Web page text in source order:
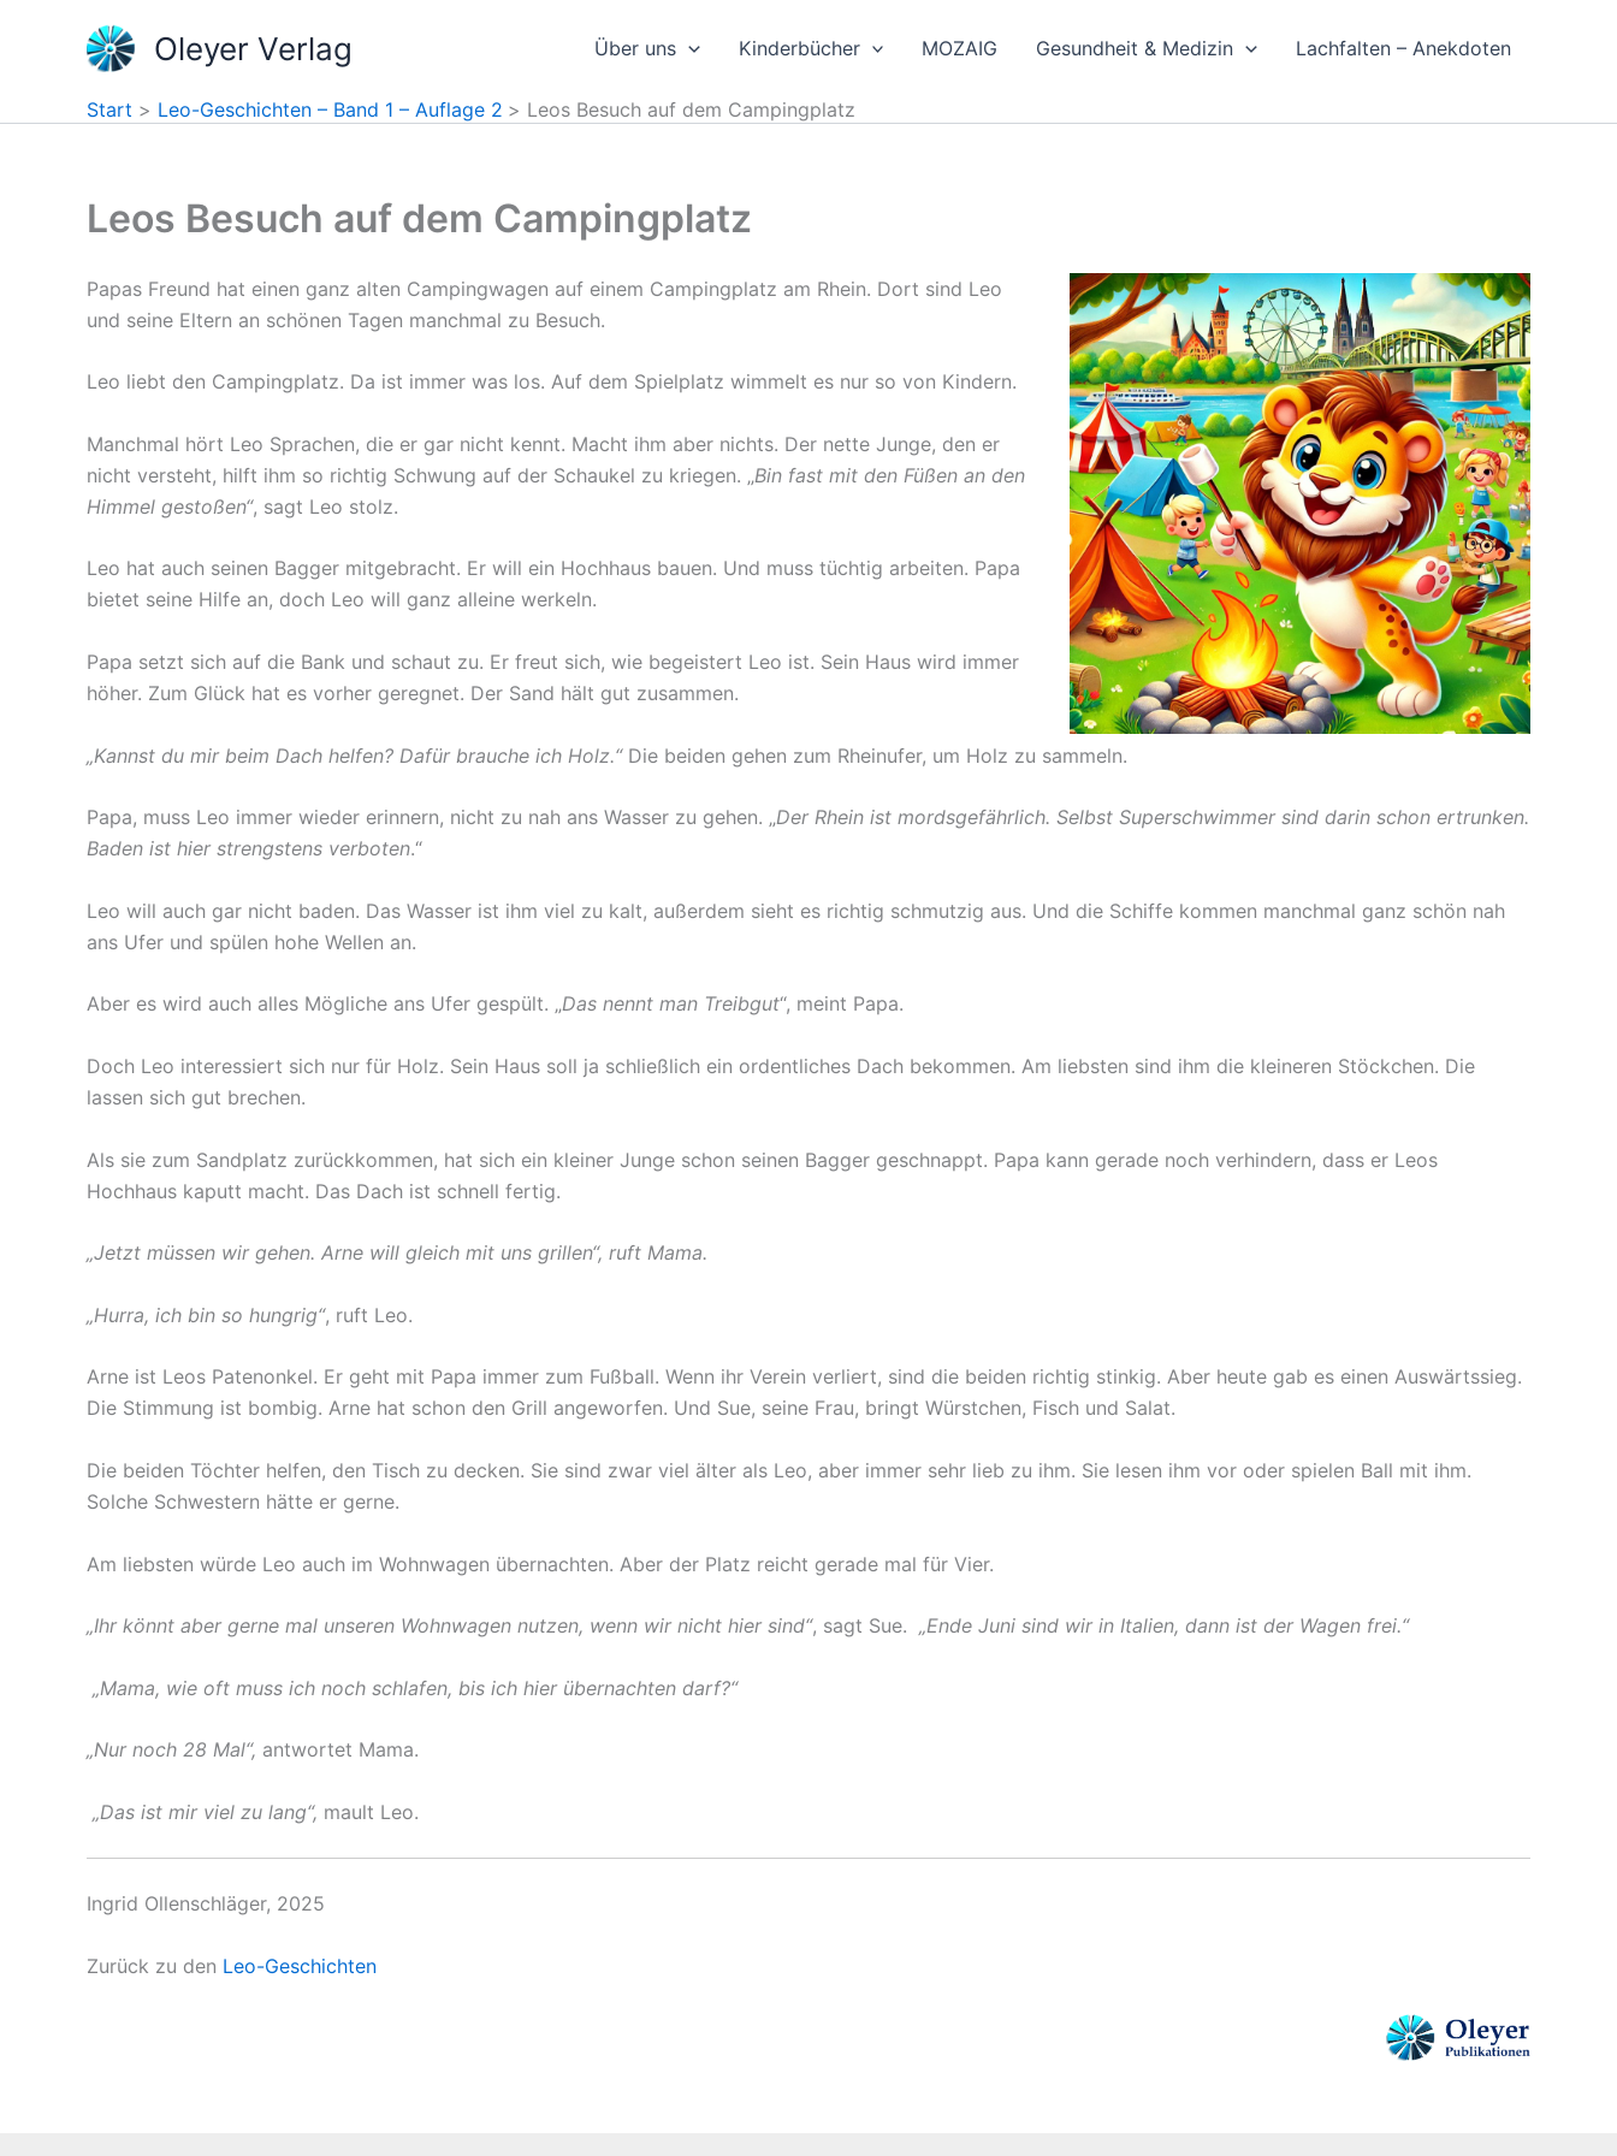
Oleyer Verlag Über uns Kinderbücher MOZAIG Gesundheit & Medizin Lachfalten – Anekdoten
Start Leo-Geschichten – Band 1 – Auflage 2 Leos Besuch auf dem Campingplatz
Leos Besuch auf dem Campingplatz
Papas Freund hat einen ganz alten Campingwagen auf einem Campingplatz am Rhein. Dort sind Leo
und seine Eltern an schönen Tagen manchmal zu Besuch.
Leo liebt den Campingplatz. Da ist immer was los. Auf dem Spielplatz wimmelt es nur so von Kindern.
Manchmal hört Leo Sprachen, die er gar nicht kennt. Macht ihm aber nichts. Der nette Junge, den er
nicht versteht, hilft ihm so richtig Schwung auf der Schaukel zu kriegen. „Bin fast mit den Füßen an den
Himmel gestoßen“, sagt Leo stolz.
Leo hat auch seinen Bagger mitgebracht. Er will ein Hochhaus bauen. Und muss tüchtig arbeiten. Papa
bietet seine Hilfe an, doch Leo will ganz alleine werkeln.
Papa setzt sich auf die Bank und schaut zu. Er freut sich, wie begeistert Leo ist. Sein Haus wird immer
höher. Zum Glück hat es vorher geregnet. Der Sand hält gut zusammen.
„Kannst du mir beim Dach helfen? Dafür brauche ich Holz.“ Die beiden gehen zum Rheinufer, um Holz zu sammeln.
Papa, muss Leo immer wieder erinnern, nicht zu nah ans Wasser zu gehen. „Der Rhein ist mordsgefährlich. Selbst Superschwimmer sind darin schon ertrunken.
Baden ist hier strengstens verboten.“
Leo will auch gar nicht baden. Das Wasser ist ihm viel zu kalt, außerdem sieht es richtig schmutzig aus. Und die Schiffe kommen manchmal ganz schön nah
ans Ufer und spülen hohe Wellen an.
Aber es wird auch alles Mögliche ans Ufer gespült. „Das nennt man Treibgut“, meint Papa.
Doch Leo interessiert sich nur für Holz. Sein Haus soll ja schließlich ein ordentliches Dach bekommen. Am liebsten sind ihm die kleineren Stöckchen. Die
lassen sich gut brechen.
Als sie zum Sandplatz zurückkommen, hat sich ein kleiner Junge schon seinen Bagger geschnappt. Papa kann gerade noch verhindern, dass er Leos
Hochhaus kaputt macht. Das Dach ist schnell fertig.
„Jetzt müssen wir gehen. Arne will gleich mit uns grillen“, ruft Mama.
„Hurra, ich bin so hungrig“, ruft Leo.
Arne ist Leos Patenonkel. Er geht mit Papa immer zum Fußball. Wenn ihr Verein verliert, sind die beiden richtig stinkig. Aber heute gab es einen Auswärtssieg.
Die Stimmung ist bombig. Arne hat schon den Grill angeworfen. Und Sue, seine Frau, bringt Würstchen, Fisch und Salat.
Die beiden Töchter helfen, den Tisch zu decken. Sie sind zwar viel älter als Leo, aber immer sehr lieb zu ihm. Sie lesen ihm vor oder spielen Ball mit ihm.
Solche Schwestern hätte er gerne.
Am liebsten würde Leo auch im Wohnwagen übernachten. Aber der Platz reicht gerade mal für Vier.
„Ihr könnt aber gerne mal unseren Wohnwagen nutzen, wenn wir nicht hier sind“, sagt Sue. „Ende Juni sind wir in Italien, dann ist der Wagen frei.“
„Mama, wie oft muss ich noch schlafen, bis ich hier übernachten darf?“
„Nur noch 28 Mal“, antwortet Mama.
„Das ist mir viel zu lang“, mault Leo.
Ingrid Ollenschläger, 2025
Zurück zu den Leo-Geschichten